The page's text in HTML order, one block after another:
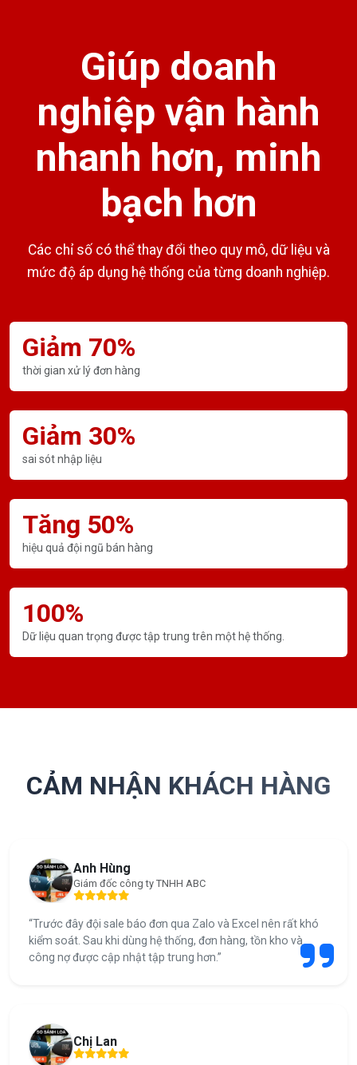
Giúp doanh
nghiệp vận hành
nhanh hơn, minh
bạch hơn
Các chỉ số có thể thay đổi theo quy mô, dữ liệu và
mức độ áp dụng hệ thống của từng doanh nghiệp.
Giảm 70%
thời gian xử lý đơn hàng
Giảm 30%
sai sót nhập liệu
Tăng 50%
hiệu quả đội ngũ bán hàng
100%
Dữ liệu quan trọng được tập trung trên một hệ thống.
CẢM NHẬN KHÁCH HÀNG
Anh Hùng
Giám đốc công ty TNHH ABC
“Trước đây đội sale báo đơn qua Zalo và Excel nên rất khó
kiểm soát. Sau khi dùng hệ thống, đơn hàng, tồn kho và
công nợ được cập nhật tập trung hơn.”
Chị Lan